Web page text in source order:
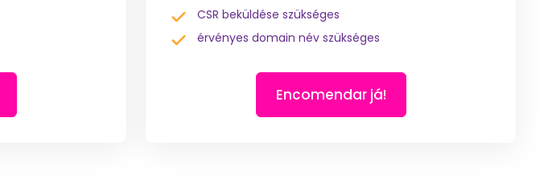
CSR beküldése szükséges
érvényes domain név szükséges
Encomendar já!